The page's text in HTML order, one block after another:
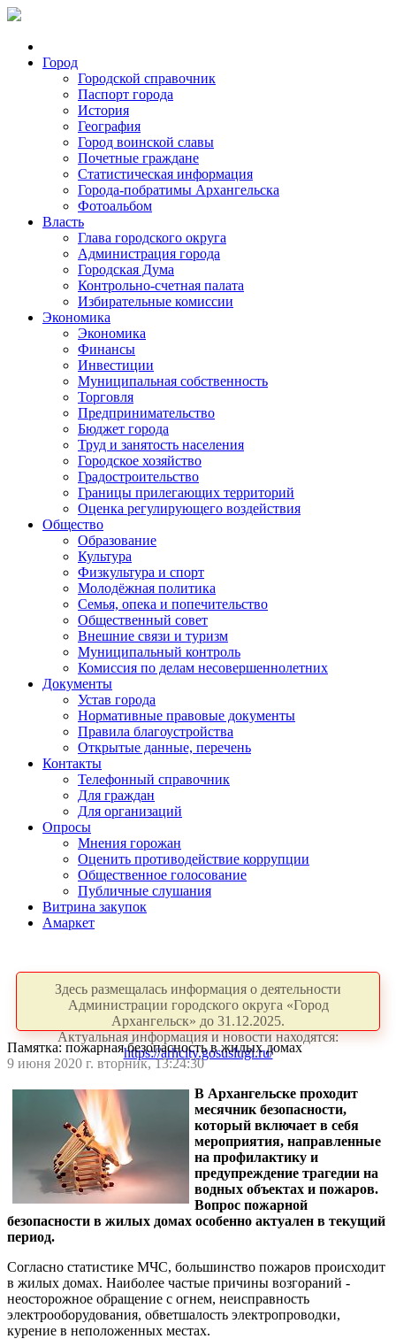
Город
Городской справочник
Паспорт города
История
География
Город воинской славы
Почетные граждане
Статистическая информация
Города-побратимы Архангельска
Фотоальбом
Власть
Глава городского округа
Администрация города
Городская Дума
Контрольно-счетная палата
Избирательные комиссии
Экономика
Экономика
Финансы
Инвестиции
Муниципальная собственность
Торговля
Предпринимательство
Бюджет города
Труд и занятость населения
Городское хозяйство
Градостроительство
Границы прилегающих территорий
Оценка регулирующего воздействия
Общество
Образование
Культура
Физкультура и спорт
Молодёжная политика
Семья, опека и попечительство
Общественный совет
Внешние связи и туризм
Муниципальный контроль
Комиссия по делам несовершеннолетних
Документы
Устав города
Нормативные правовые документы
Правила благоустройства
Открытые данные, перечень
Контакты
Телефонный справочник
Для граждан
Для организаций
Опросы
Мнения горожан
Оценить противодействие коррупции
Общественное голосование
Публичные слушания
Витрина закупок
Амаркет
Здесь размещалась информация о деятельности
Администрации городского округа «Город
Архангельск» до 31.12.2025.
Актуальная информация и новости находятся:
https://arhcity.gosuslugi.ru/
Памятка: пожарная безопасность в жилых домах
9 июня 2020 г. вторник, 13:24:30
В Архангельске проходит
месячник безопасности,
который включает в себя
мероприятия, направленные
на профилактику и
предупреждение трагедии на
водных объектах и пожаров.
Вопрос пожарной
безопасности в жилых домах особенно актуален в текущий
период.
Согласно статистике МЧС, большинство пожаров происходит
в жилых домах. Наиболее частые причины возгораний -
неосторожное обращение с огнем, неисправность
электрооборудования, обветшалость электропроводки,
курение в неположенных местах.